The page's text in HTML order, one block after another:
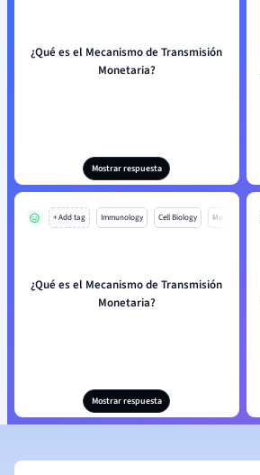
¿Qué es el Mecanismo de Transmisión
Monetaria?
Mostrar respuesta
+ Add tag Immunology Cell Biology Mo
¿Qué es el Mecanismo de Transmisión
Monetaria?
Mostrar respuesta